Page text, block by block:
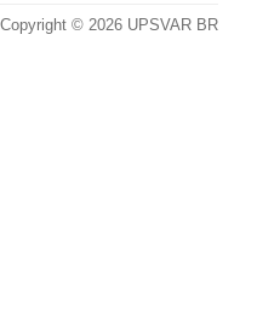
Copyright © 2026 UPSVAR BR